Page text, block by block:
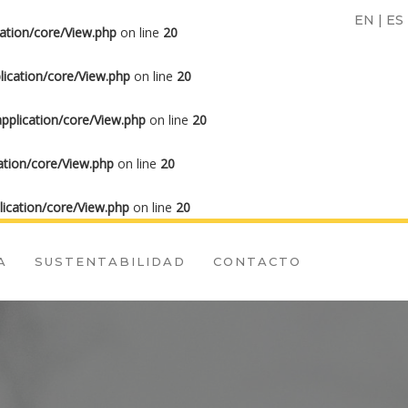
core/View.php on line 20
core/View.php on line 20
core/View.php on line 20
core/View.php on line 20
core/View.php on line 20
EN | ES
SUSTENTABILIDAD CONTACTO